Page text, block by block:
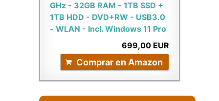
GHz - 32GB RAM - 1TB SSD +
1TB HDD - DVD+RW - USB3.0
- WLAN - Incl. Windows 11 Pro
699,00 EUR
Comprar en Amazon